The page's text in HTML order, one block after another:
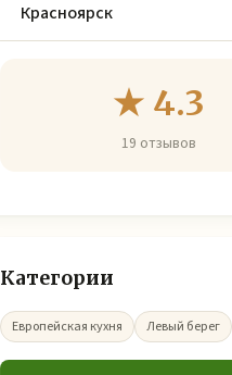
Красноярск
★ 4.3
19 отзывов
Категории
Европейская кухня Левый берег